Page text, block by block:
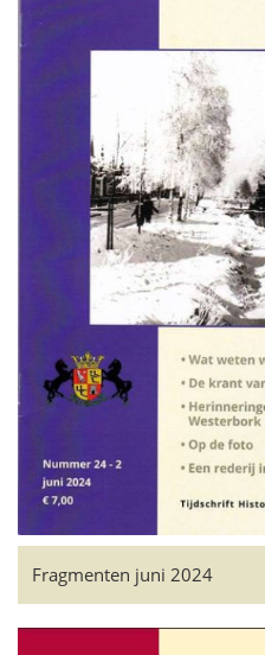
Fragmenten juni 2024